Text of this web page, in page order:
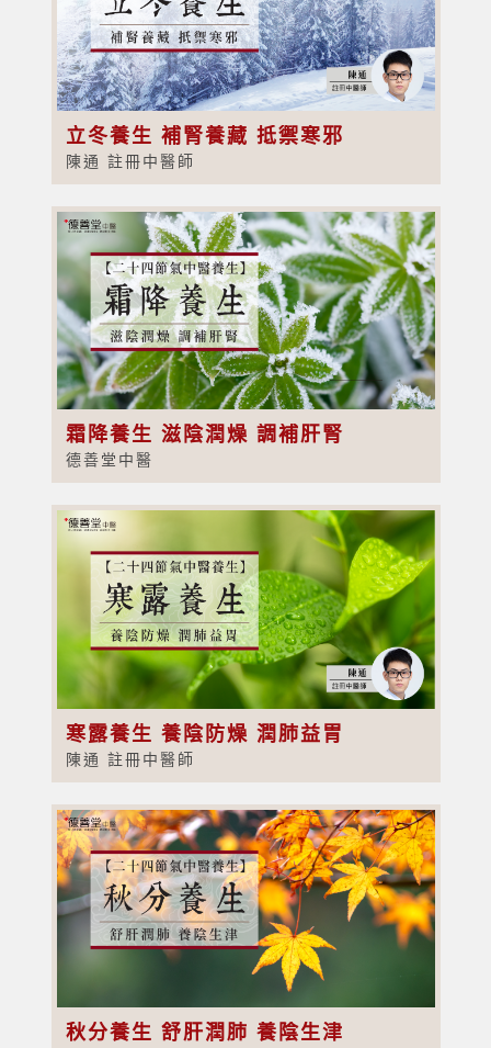
立冬養生 補腎養藏 抵禦寒邪
陳通 註冊中醫師
霜降養生 滋陰潤燥 調補肝腎
德善堂中醫
寒露養生 養陰防燥 潤肺益胃
陳通 註冊中醫師
秋分養生 舒肝潤肺 養陰生津